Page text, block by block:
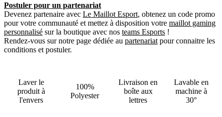
Postuler pour un partenariat
Devenez partenaire avec Le Maillot Esport, obtenez un code promo
pour votre communauté et mettez à disposition votre maillot gaming
personnalisé sur la boutique avec nos teams Esports !
Rendez-vous sur notre page dédiée au partenariat pour connaitre les
conditions et postuler.
Laver le
produit à
l'envers
100%
Polyester
Livraison en
boîte aux
lettres
Lavable en
machine à
30°